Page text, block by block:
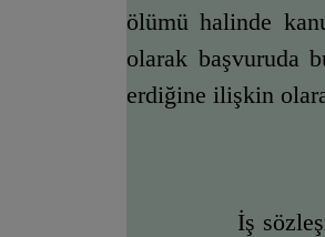
ölümü halinde
olarak başvuruda
erdiğine ilişkin
İş